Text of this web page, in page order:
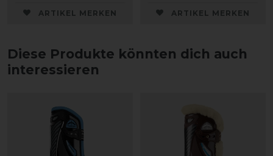
ARTIKEL MERKEN ARTIKEL MERKEN
Diese Produkte könnten dich auch
interessieren